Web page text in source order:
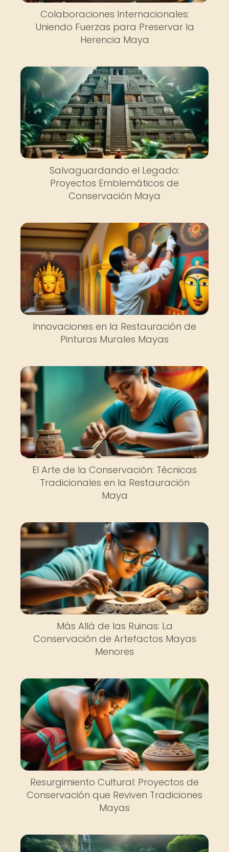
Colaboraciones Internacionales:
Uniendo Fuerzas para Preservar la
Herencia Maya
Salvaguardando el Legado:
Proyectos Emblemáticos de
Conservación Maya
Innovaciones en la Restauración de
Pinturas Murales Mayas
El Arte de la Conservación: Técnicas
Tradicionales en la Restauración
Maya
Más Allá de las Ruinas: La
Conservación de Artefactos Mayas
Menores
Resurgimiento Cultural: Proyectos de
Conservación que Reviven Tradiciones
Mayas